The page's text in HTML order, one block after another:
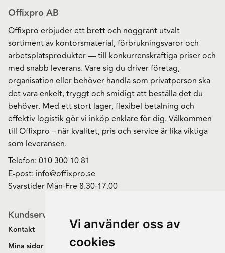
Vi använder oss av
cookies
Offixpro AB
Offixpro erbjuder ett brett och noggrant utvalt
sortiment av kontorsmaterial, förbrukningsvaror och
arbetsplatsprodukter — till konkurrenskraftiga priser och
med snabb leverans. Vare sig du driver företag,
organisation eller behöver handla som privatperson ska
det vara enkelt, tryggt och smidigt att beställa det du
behöver. Med ett stort lager, flexibel betalning och
effektiv logistik gör vi inköp enklare för dig. Välkommen
till Offixpro – när kvalitet, pris och service är lika viktiga
som leveransen.
Telefon: 010 300 10 81
E-post: info@offixpro.se
Svarstider Mån-Fre 8.30-17.00
Kundservice
Kontakt
Mina sidor